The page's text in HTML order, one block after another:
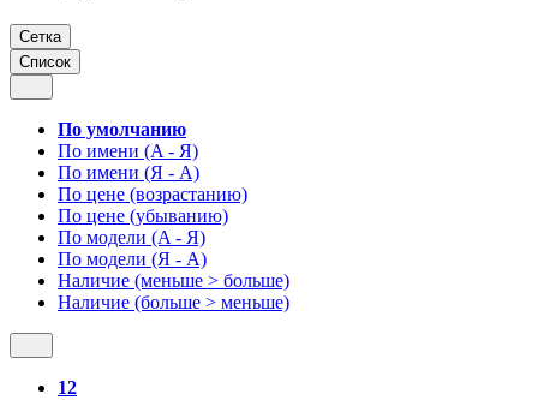
Сетка
Список
По умолчанию
По имени (A - Я)
По имени (Я - A)
По цене (возрастанию)
По цене (убыванию)
По модели (A - Я)
По модели (Я - A)
Наличие (меньше > больше)
Наличие (больше > меньше)
12